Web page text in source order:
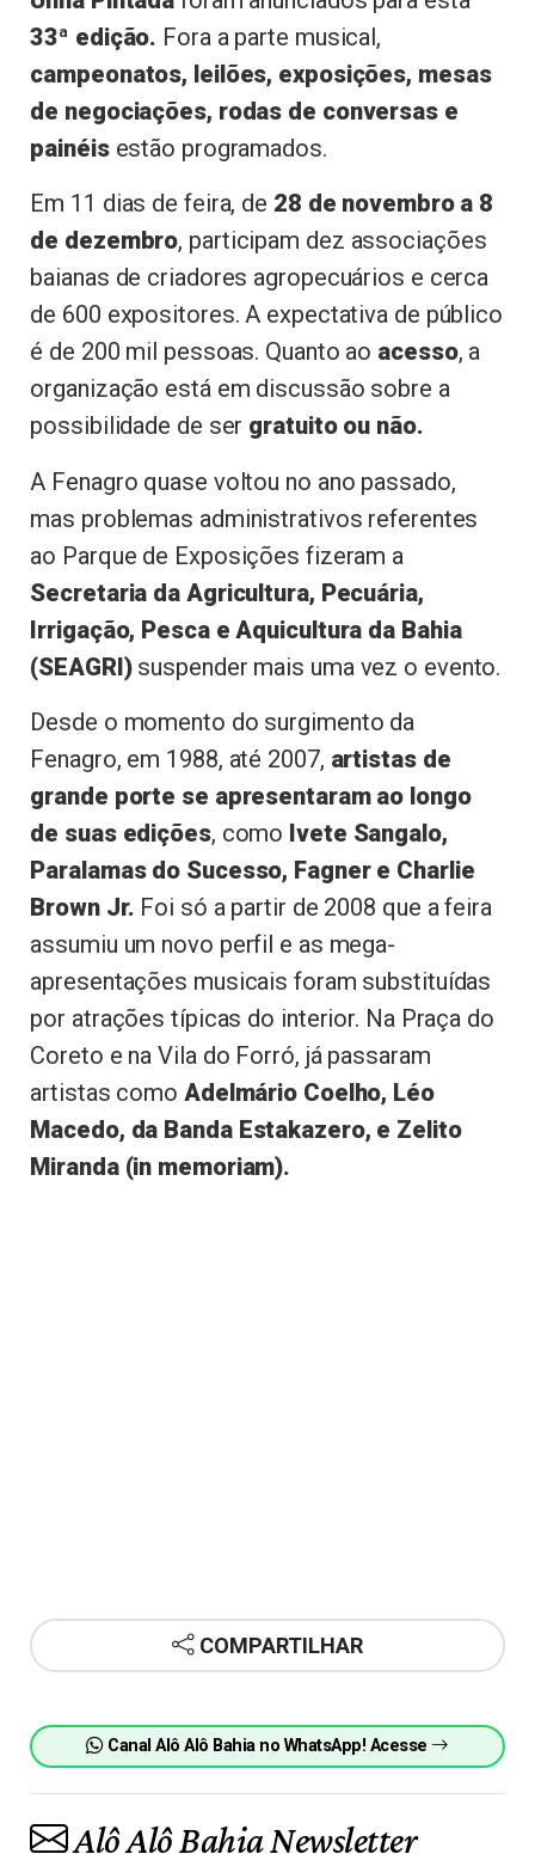
33ª edição. Fora a parte musical,
campeonatos, leilões, exposições, mesas
de negociações, rodas de conversas e
painéisestão programados.
Em 11 dias de feira, de 28 de novembro a 8
de dezembro, participam dez associações
baianas de criadores agropecuários e cerca
de 600 expositores. A expectativa de público
é de 200 mil pessoas. Quanto ao acesso, a
organização está em discussão sobre a
possibilidade de ser gratuito ou não.
A Fenagro quase voltou no ano passado,
mas problemas administrativos referentes
ao Parque de Exposições fizeram a
Secretaria da Agricultura, Pecuária,
Irrigação, Pesca e Aquicultura da Bahia
(SEAGRI)suspender mais uma vez o evento.
Desde o momento do surgimento da
Fenagro, em 1988, até 2007, artistas de
grande porte se apresentaram ao longo
de suas edições, como Ivete Sangalo,
Paralamas do Sucesso, Fagner e Charlie
Brown Jr. Foi só a partir de 2008 que a feira
assumiu um novo perfil e as mega-
apresentações musicais foram substituídas
por atrações típicas do interior. Na Praça do
Coreto e na Vila do Forró, já passaram
artistas como Adelmário Coelho, Léo
Macedo, da Banda Estakazero, e Zelito
Miranda (in memoriam).
COMPARTILHAR
Canal Alô Alô Bahia no WhatsApp! Acesse
Alô Alô Bahia Newsletter